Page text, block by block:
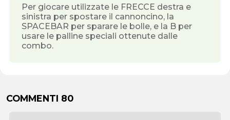
Per giocare utilizzate le FRECCE destra e
sinistra per spostare il cannoncino, la
SPACEBAR per sparare le bolle, e la B per
usare le palline speciali ottenute dalle
combo.
COMMENTI 80